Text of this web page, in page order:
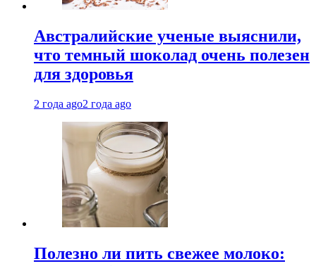
Австралийские ученые выяснили,
что темный шоколад очень полезен
для здоровья
2 года ago2 года ago
Полезно ли пить свежее молоко: